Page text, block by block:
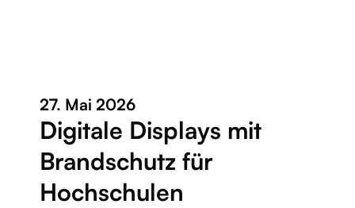
27. Mai 2026
Digitale Displays mit
Brandschutz für
Hochschulen